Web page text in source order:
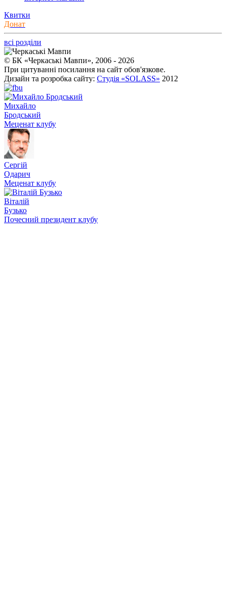
Квитки
Донат
всі розділи
© БК «Черкаські Мавпи», 2006 - 2026
При цитуванні посилання на сайт обов'язкове.
Дизайн та розробка сайту: Студія «SOLASS» 2012
Михайло
Бродський
Меценат клубу
Сергій
Одарич
Меценат клубу
Віталій
Бузько
Почесний президент клубу